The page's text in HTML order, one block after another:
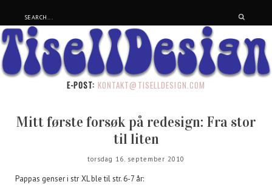
E-POST: KONTAKT@TISELLDESIGN.COM
Mitt første forsøk på redesign: Fra stor
til liten
torsdag 16. september 2010
Pappas genser i str XL ble til str. 6-7 år: